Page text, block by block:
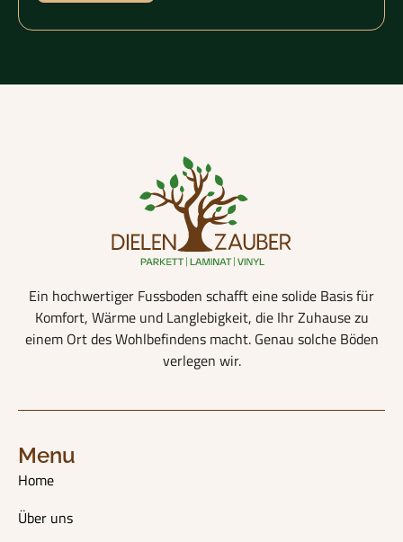
Ein hochwertiger Fussboden schafft eine solide Basis für
Komfort, Wärme und Langlebigkeit, die Ihr Zuhause zu
einem Ort des Wohlbefindens macht. Genau solche Böden
verlegen wir.
Menu
Home
Über uns